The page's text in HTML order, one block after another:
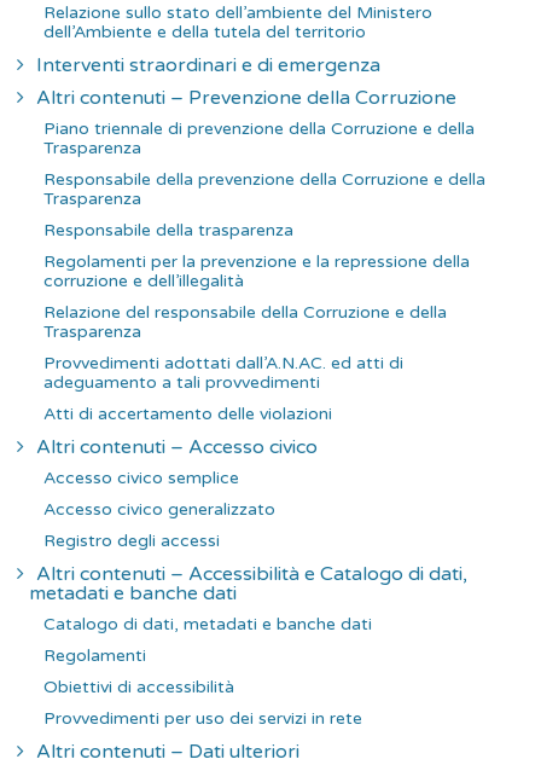
Relazione sullo stato dell’ambiente del Ministero
dell’Ambiente e della tutela del territorio
Interventi straordinari e di emergenza
Altri contenuti – Prevenzione della Corruzione
Piano triennale di prevenzione della Corruzione e della
Trasparenza
Responsabile della prevenzione della Corruzione e della
Trasparenza
Responsabile della trasparenza
Regolamenti per la prevenzione e la repressione della
corruzione e dell’illegalità
Relazione del responsabile della Corruzione e della
Trasparenza
Provvedimenti adottati dall’A.N.AC. ed atti di
adeguamento a tali provvedimenti
Atti di accertamento delle violazioni
Altri contenuti – Accesso civico
Accesso civico semplice
Accesso civico generalizzato
Registro degli accessi
Altri contenuti – Accessibilità e Catalogo di dati,
metadati e banche dati
Catalogo di dati, metadati e banche dati
Regolamenti
Obiettivi di accessibilità
Provvedimenti per uso dei servizi in rete
Altri contenuti – Dati ulteriori